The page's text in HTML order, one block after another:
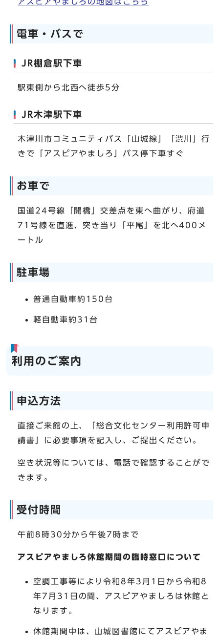
アスピアやましろの地図はこちら
電車・バスで
JR棚倉駅下車
駅東側から北西へ徒歩5分
JR木津駅下車
木津川市コミュニティバス「山城線」「渋川」行
きで「アスピアやましろ」バス停下車すぐ
お車で
国道24号線「開橋」交差点を東へ曲がり、府道
71号線を直進、突き当り「平尾」を北へ400メ
ートル
駐車場
普通自動車約150台
軽自動車約31台
利用のご案内
申込方法
直接ご来館の上、「総合文化センター利用許可申
請書」に必要事項を記入し、ご提出ください。
空き状況等については、電話で確認することがで
きます。
受付時間
午前8時30分から午後7時まで
アスピアやましろ休館期間の臨時窓口について
空調工事等により令和8年3月1日から令和8
年7月31日の間、アスピアやましろは休館と
なります。
休館期間中は、山城図書館にてアスピアやま